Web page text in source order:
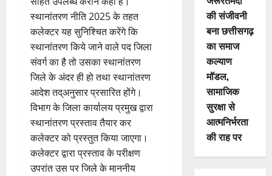
स्थानांतरण नीति 2025 के तहत
कलेक्टर यह सुनिश्चित करेंगे कि
स्थानांतरण किये जाने वाले पद जिला
संवर्ग का है तो उसका स्थानांतरण
जिले के अंदर ही हो तथा स्थानांतरण
आदेश तद्अनुसार प्रसारित होंगे।
विभाग के जिला कार्यालय प्रमुख द्वारा
स्थानांतरण प्रस्ताव तैयार कर
कलेक्टर को प्रस्तुत किया जाएगा।
कलेक्टर द्वारा प्रस्ताव के परीक्षण
उपरांत उस पर जिले के माननीय
की संजीवनी
बना छत्तीसगढ़
का समाज
कल्याण
मॉडल,
सामाजिक
सुरक्षा से
आत्मनिर्भरता
की राह पर